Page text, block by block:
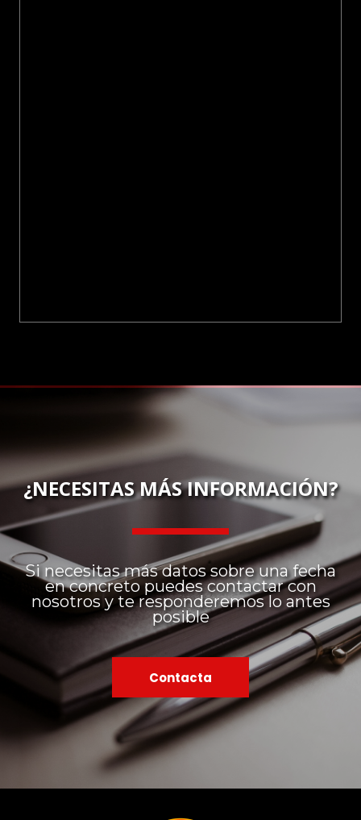
¿NECESITAS MÁS INFORMACIÓN?
Si necesitas más datos sobre una fecha
en concreto puedes contactar con
nosotros y te responderemos lo antes
posible
Contacta